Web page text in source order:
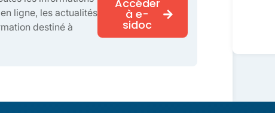
ligne, les actualités
destiné à
Accéder
à e-
sidoc